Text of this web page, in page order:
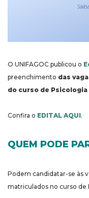
O UNIFAGOC publicou o
preenchimento das
do curso de Psicologia
Confira o EDITAL AQUI.
QUEM PODE
Podem candidatar-se às
matriculados no curso de